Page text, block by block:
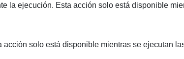
la ejecución. Esta acción solo está disponible
acción solo está disponible mientras se ejecutan